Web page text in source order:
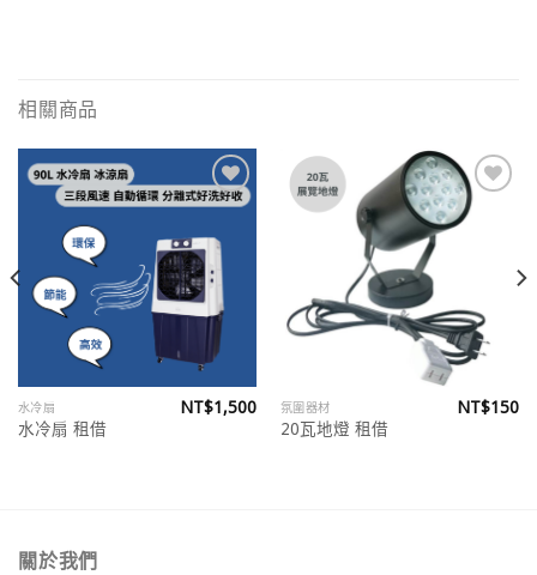
相關商品
Add to
wishlist
水冷扇
水冷扇 租借
NT$1,500 氛圍器材
20瓦地燈 租借
NT$150
關於我們